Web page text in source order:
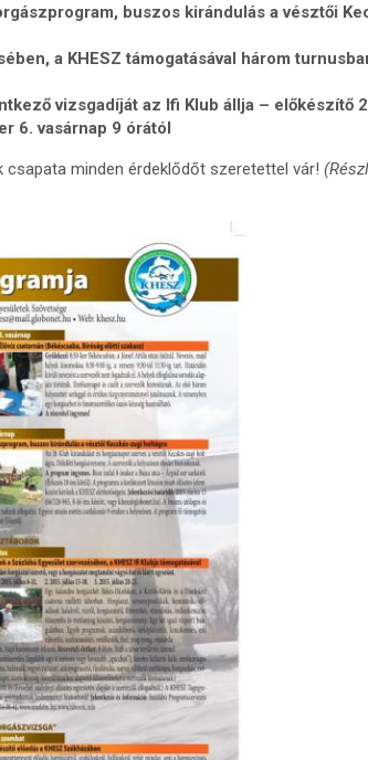
buszos kirándulás a vésztői
a KHESZ támogatásával három
vizsgadíját az Ifi Klub állja – előkészítő
6. vasárnap 9 órától
minden érdeklődőt szeretettel vár!